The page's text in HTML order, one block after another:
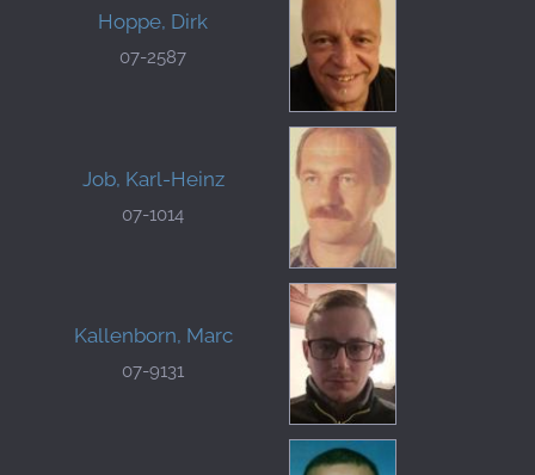
Hoppe, Dirk
07-2587
Job, Karl-Heinz
07-1014
Kallenborn, Marc
07-9131